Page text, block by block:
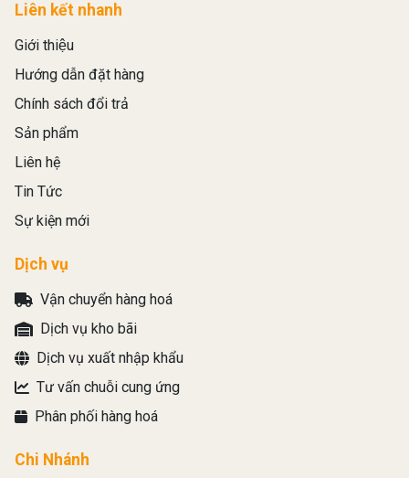
Liên kết nhanh
Giới thiệu
Hướng dẫn đặt hàng
Chính sách đổi trả
Sản phẩm
Liên hệ
Tin Tức
Sự kiện mới
Dịch vụ
Vận chuyển hàng hoá
Dịch vụ kho bãi
Dịch vụ xuất nhập khẩu
Tư vấn chuỗi cung ứng
Phân phối hàng hoá
Chi Nhánh